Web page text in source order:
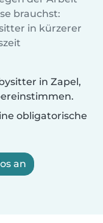
brauchst:
in kürzerer
in Zapel,
obligatorische
an